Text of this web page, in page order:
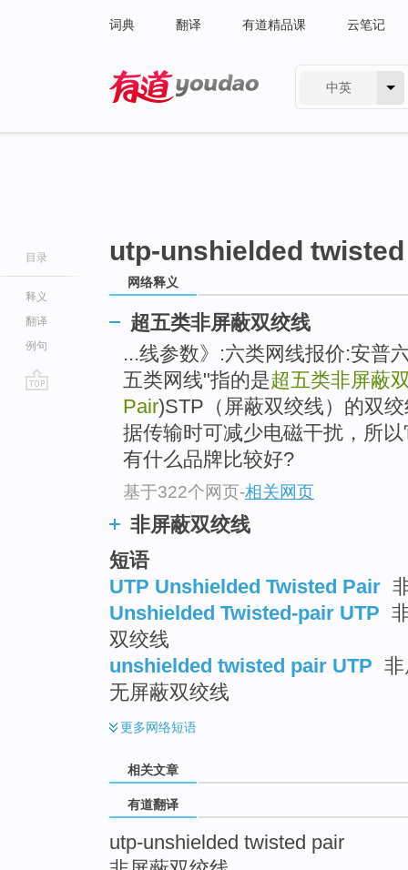
词典 翻译 有道精品课 云笔记
中英
目录
释义
翻译
例句
utp-unshielded
网络释义
超五类非屏蔽双绞线
...线参数》:六类网线报价:安普
五类网线"指的是超五类非屏蔽
Pair)STP（屏蔽双绞线）的双
据传输时可减少电磁干扰，所
有什么品牌比较好?
基于322个网页-相关网页
非屏蔽双绞线
短语
UTP Unshielded Twisted Pair
Unshielded Twisted-pair UTP
双绞线
unshielded twisted pair UTP
无屏蔽双绞线
更多网络短语
相关文章
有道翻译
utp-unshielded twisted pair